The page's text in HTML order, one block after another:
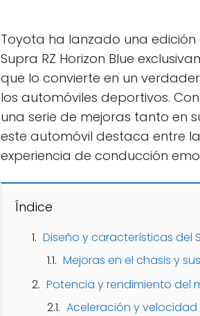
Toyota ha lanzado una
Supra RZ Horizon Blue
que lo convierte en un
los automóviles deportivos.
una serie de mejoras tanto en
este automóvil destaca entre
experiencia de conducción
Índice
Diseño y características del
Mejoras en el chasis y
Potencia y rendimiento del
Aceleración y velocidad